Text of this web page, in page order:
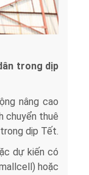
trong dịp
nâng cao
chuyển thuê
dịp Tết.
dự kiến có
hoặc